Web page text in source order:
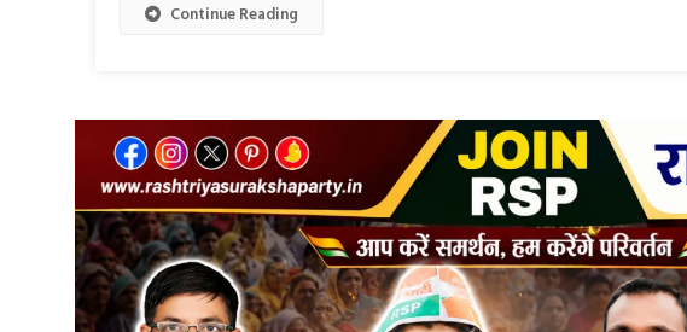
Continue Reading